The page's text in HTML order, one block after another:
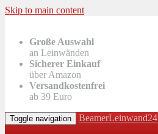
Skip to main content
Große Auswahl
an Leinwänden
Sicherer Einkauf
über Amazon
Versandkostenfrei
ab 39 Euro
Toggle navigation BeamerLeinwand24